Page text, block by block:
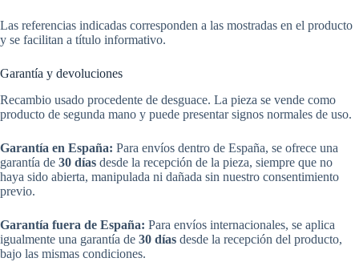
Las referencias indicadas corresponden a las mostradas en el producto
y se facilitan a título informativo.
Garantía y devoluciones
Recambio usado procedente de desguace. La pieza se vende como
producto de segunda mano y puede presentar signos normales de uso.
Garantía en España: Para envíos dentro de España, se ofrece una
garantía de 30 días desde la recepción de la pieza, siempre que no
haya sido abierta, manipulada ni dañada sin nuestro consentimiento
previo.
Garantía fuera de España: Para envíos internacionales, se aplica
igualmente una garantía de 30 días desde la recepción del producto,
bajo las mismas condiciones.